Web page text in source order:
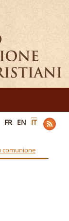
FR EN IT
comunione